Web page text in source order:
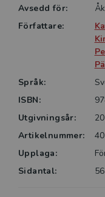
Avsedd för:
Författare:
Språk:
ISBN:
Utgivningsår:
Artikelnummer:
Upplaga:
Sidantal:
56